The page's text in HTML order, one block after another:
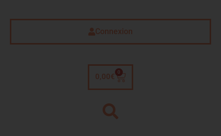
Connexion
0,00 €
0